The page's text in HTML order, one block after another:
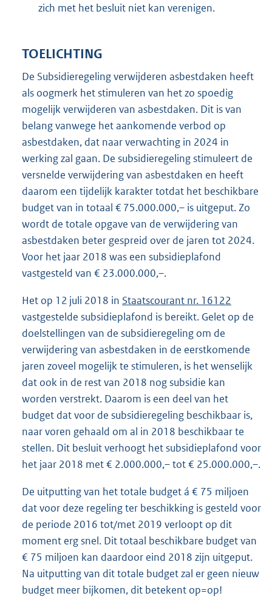
zich met het besluit niet kan verenigen.
TOELICHTING
De Subsidieregeling verwijderen asbestdaken heeft
als oogmerk het stimuleren van het zo spoedig
mogelijk verwijderen van asbestdaken. Dit is van
belang vanwege het aankomende verbod op
asbestdaken, dat naar verwachting in 2024 in
werking zal gaan. De subsidieregeling stimuleert de
versnelde verwijdering van asbestdaken en heeft
daarom een tijdelijk karakter totdat het beschikbare
budget van in totaal € 75.000.000,– is uitgeput. Zo
wordt de totale opgave van de verwijdering van
asbestdaken beter gespreid over de jaren tot 2024.
Voor het jaar 2018 was een subsidieplafond
vastgesteld van € 23.000.000,–.
Het op 12 juli 2018 in Staatscourant nr. 16122
vastgestelde subsidieplafond is bereikt. Gelet op de
doelstellingen van de subsidieregeling om de
verwijdering van asbestdaken in de eerstkomende
jaren zoveel mogelijk te stimuleren, is het wenselijk
dat ook in de rest van 2018 nog subsidie kan
worden verstrekt. Daarom is een deel van het
budget dat voor de subsidieregeling beschikbaar is,
naar voren gehaald om al in 2018 beschikbaar te
stellen. Dit besluit verhoogt het subsidieplafond voor
het jaar 2018 met € 2.000.000,– tot € 25.000.000,–.
De uitputting van het totale budget á € 75 miljoen
dat voor deze regeling ter beschikking is gesteld voor
de periode 2016 tot/met 2019 verloopt op dit
moment erg snel. Dit totaal beschikbare budget van
€ 75 miljoen kan daardoor eind 2018 zijn uitgeput.
Na uitputting van dit totale budget zal er geen nieuw
budget meer bijkomen, dit betekent op=op!